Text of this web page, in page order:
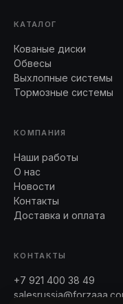
КАТАЛОГ
Кованые диски
Обвесы
Выхлопные системы
Тормозные системы
КОМПАНИЯ
Наши работы
О нас
Новости
Контакты
Доставка и оплата
КОНТАКТЫ
+7 921 400 38 49